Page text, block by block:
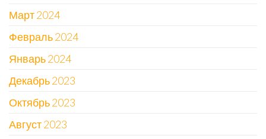
Март 2024
Февраль 2024
Январь 2024
Декабрь 2023
Октябрь 2023
Август 2023